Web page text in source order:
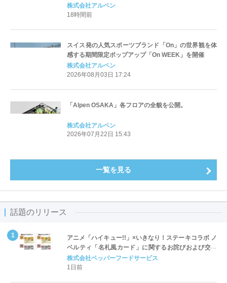
株式会社アルペン
18時間前
スイス発の人気スポーツブランド「On」の世界観を体
感する期間限定ポップアップ「On WEEK」を開催
株式会社アルペン
2026年08月03日 17:24
「Alpen OSAKA」各フロアの全貌を公開。
株式会社アルペン
2026年07月22日 15:43
一覧を見る
話題のリリース
アニメ「ハイキュー!!」×いきなり！ステーキコラボ ノ
ベルティ「名札風カード」に関するお詫びおよび交換
対応についてのご案内
株式会社ペッパーフードサービス
1日前